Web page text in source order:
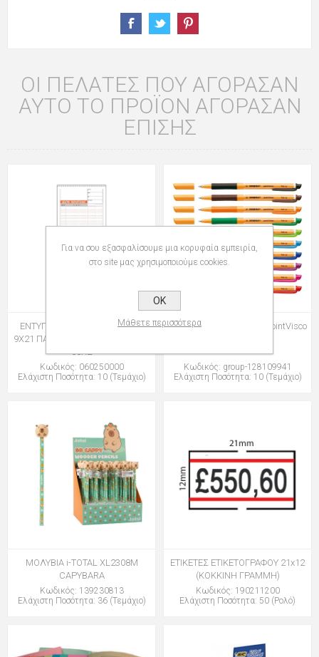
ΟΙ ΠΕΛΆΤΕΣ ΠΟΥ ΑΓΌΡΑΣΑΝ
ΑΥΤΌ ΤΟ ΠΡΟΪΌΝ ΑΓΌΡΑΣΑΝ
ΕΠΊΣΗΣ
ΕΝΤΥΠΑ TYPO Νο. 250 ΔΕΛΤΙΟ
9Χ21 ΠΑΡΑΓΓΕΛΙΑΣ ΕΣΤΙΑΤΟΡΙΟΥ
50Χ2
Κωδικός: 060250000
Ελάχιστη Ποσότητα: 10 (Τεμάχιο)
ΜΑΡΚΑΔΟΡΟΙ STABILO pointVisco
Κωδικός: group-128109941
Ελάχιστη Ποσότητα: 10 (Τεμάχιο)
ΜΟΛΥΒΙΑ i-TOTAL XL2308M
CAPYBARA
Κωδικός: 139230813
Ελάχιστη Ποσότητα: 36 (Τεμάχιο)
ΕΤΙΚΕΤΕΣ ΕΤΙΚΕΤΟΓΡΑΦΟΥ 21x12
(ΚΟΚΚΙΝΗ ΓΡΑΜΜΗ)
Κωδικός: 190211200
Ελάχιστη Ποσότητα: 50 (Ρολό)
Για να σου εξασφαλίσουμε μια κορυφαία εμπειρία,
στο site μας χρησιμοποιούμε cookies.
OK
Μάθετε περισσότερα